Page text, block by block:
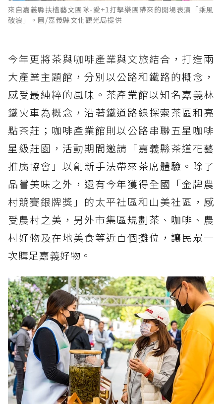
來自嘉義縣扶植藝文團隊-愛+1打擊樂團帶來的開場表演「乘風
破浪」。圖/嘉義縣文化觀光局提供
今年更將茶與咖啡產業與文旅結合，打造兩
大產業主題館，分別以公路和鐵路的概念，
感受最純粹的風味。茶產業館以知名嘉義林
鐵火車為概念，沿著鐵道路線探索茶區和亮
點茶莊；咖啡產業館則以公路串聯五星咖啡
星級莊園，活動期間邀請「嘉義縣茶道花藝
推廣協會」以創新手法帶來茶席體驗。除了
品嘗美味之外，還有今年獲得全國「金牌農
村競賽銀牌獎」的太平社區和山美社區，感
受農村之美，另外市集區規劃茶、咖啡、農
村好物及在地美食等近百個攤位，讓民眾一
次購足嘉義好物。